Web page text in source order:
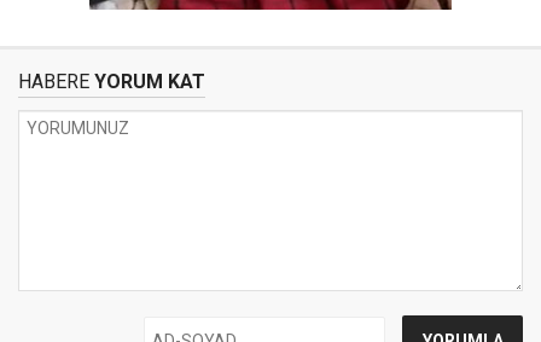
HABERE YORUM KAT